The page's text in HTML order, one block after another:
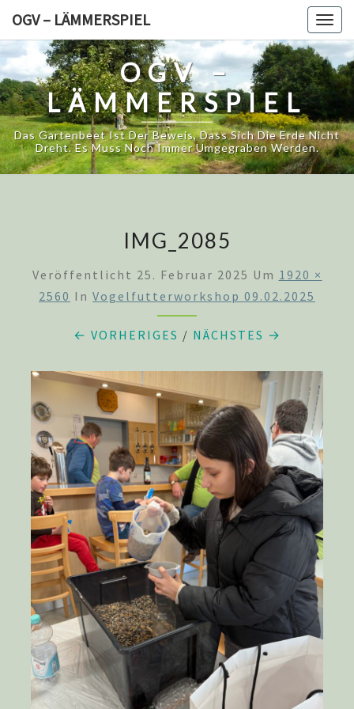
content
OGV – LÄMMERSPIEL
OGV –
LÄMMERSPIEL
Das Gartenbeet Ist Der Beweis, Dass Sich Die Erde Nicht
Dreht. Es Muss Noch Immer Umgegraben Werden.
IMG_2085
Veröffentlicht 25. Februar 2025 Um 1920 ×
2560 In Vogelfutterworkshop 09.02.2025
← VORHERIGES / NÄCHSTES →